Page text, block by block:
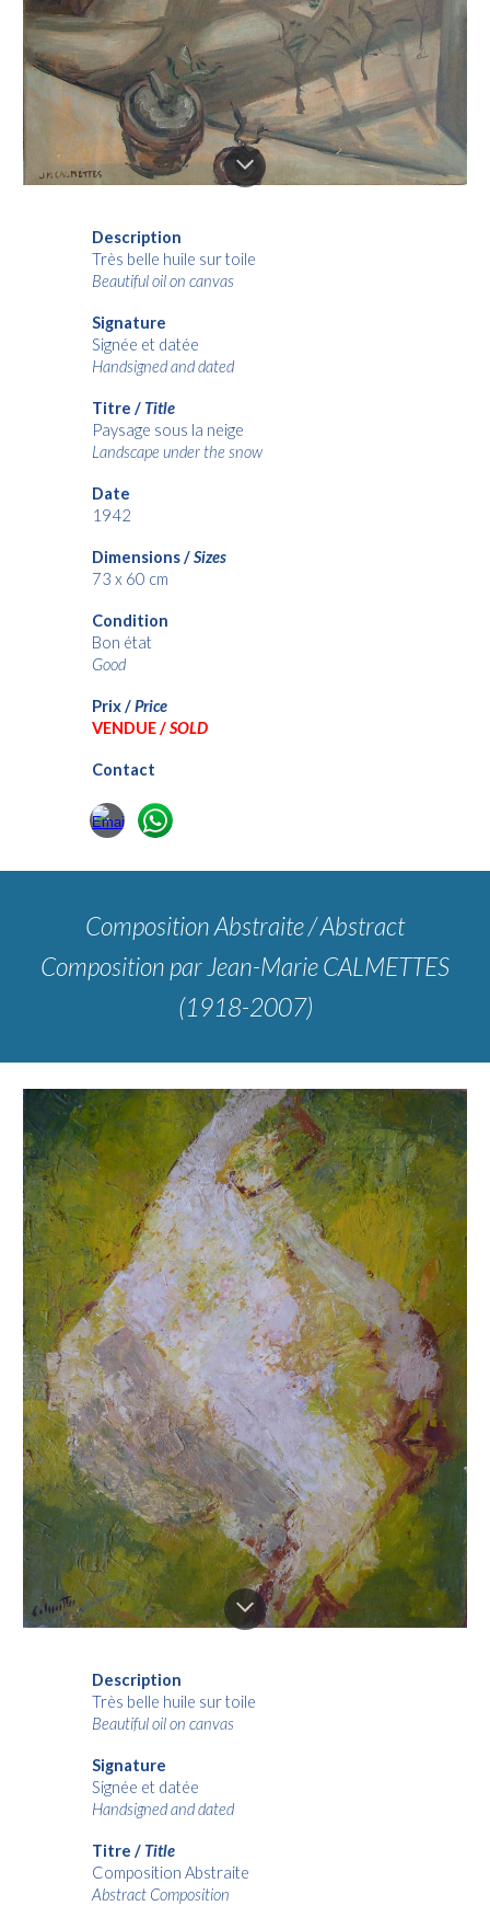
Description
Très belle huile sur toile
Beautifuloil on canvas
Signature
Signée et datée
Handsignedanddated
Titre / Title
Paysage sous la neige
Landscape under the snow
Date
1942
Dimensions /Sizes
73 x 60 cm
Condition
Bon état
Good
Prix /Price
VENDUE /SOLD
Contact
Composition Abstraite / Abstract
Composition par Jean-Marie CALMETTES
(1918-2007)
Description
Très belle huile sur toile
Beautiful oil on canvas
Signature
Signée et datée
Handsigned and dated
Titre / Title
Composition Abstraite
Abstract Composition